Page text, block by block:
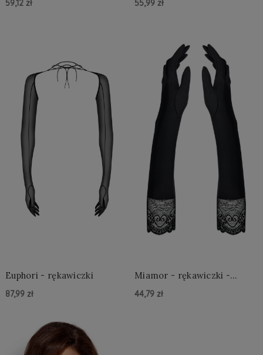
59,12 zł 55,99 zł
Euphori - rękawiczki
87,99 zł
Do Koszyka »
Miamor - rękawiczki -
44,79 zł